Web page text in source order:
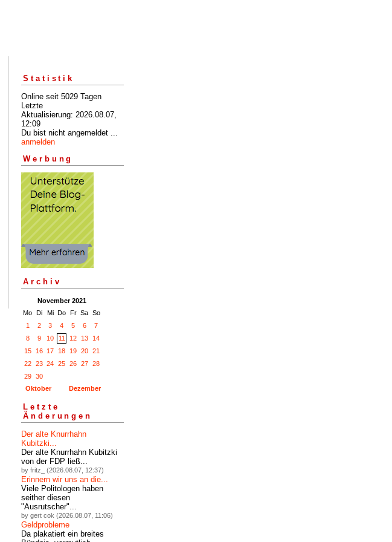
Statistik
Online seit 5029 Tagen
Letzte
Aktualisierung: 2026.08.07,
12:09
Du bist nicht angemeldet ...
anmelden
Werbung
Archiv
November 2021
Mo Di Mi Do Fr Sa So
1
2 3 4 5 6
7
8
9 10 11 12 13
14
15
16 17 18 19 20
21
22
23 24 25 26 27
28
29
30
Oktober
Dezember
Letzte
Änderungen
Der alte Knurrhahn
Kubitzki...
Der alte Knurrhahn Kubitzki
von der FDP ließ...
by fritz_ (2026.08.07, 12:37)
Erinnern wir uns an die...
Viele Politologen haben
seither diesen
"Ausrutscher"...
by gert cok (2026.08.07, 11:06)
Geldprobleme
Da plakatiert ein breites